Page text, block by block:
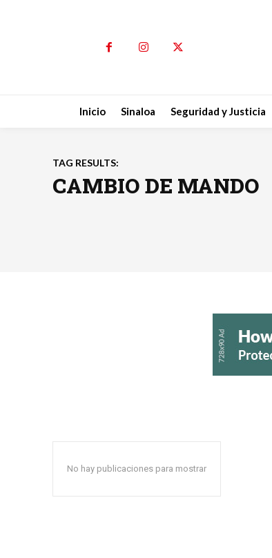
Inicio Sinaloa Seguridad y Justicia
TAG RESULTS:
CAMBIO DE MANDO
No hay publicaciones para mostrar